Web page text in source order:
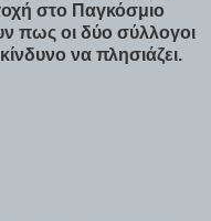
στο Παγκόσμιο
πως οι δύο σύλλογοι
να πλησιάζει.